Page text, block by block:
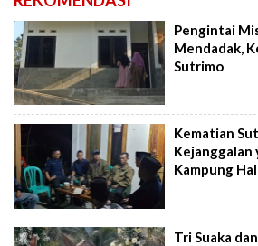
Pengintai
Mendadak,
Sutrimo
Kematian
Kejanggalan
Kampung
Tri Suaka